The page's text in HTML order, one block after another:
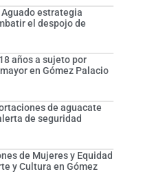
estrategia
el despojo de
años a sujeto por
en Gómez Palacio
de aguacate
de seguridad
de Mujeres y Equidad
y Cultura en Gómez